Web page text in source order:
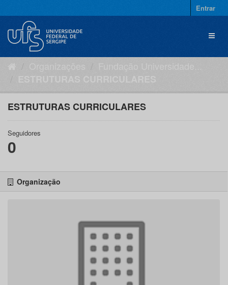
para
conteúdo
Entrar
ESTRUTURAS CURRICULARES
Seguidores
0
Organização